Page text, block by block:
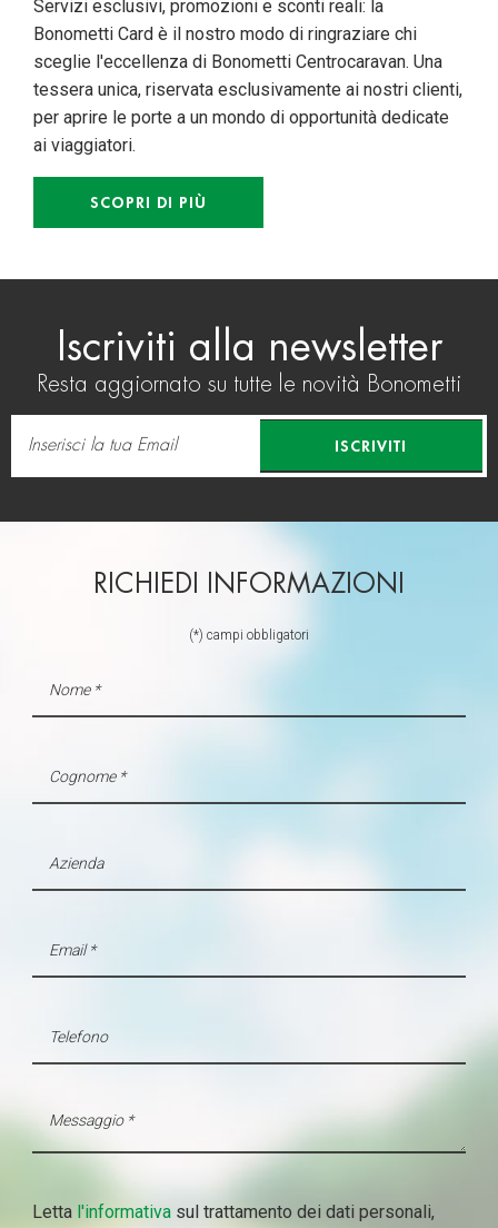
Servizi esclusivi, promozioni e sconti reali: la
Bonometti Card è il nostro modo di ringraziare chi
sceglie l'eccellenza di Bonometti Centrocaravan. Una
tessera unica, riservata esclusivamente ai nostri clienti,
per aprire le porte a un mondo di opportunità dedicate
ai viaggiatori.
SCOPRI DI PIÙ
Iscriviti alla newsletter
Resta aggiornato su tutte le novità Bonometti
ISCRIVITI
RICHIEDI INFORMAZIONI
(*) campi obbligatori
Letta l'informativasul trattamento dei dati personali,